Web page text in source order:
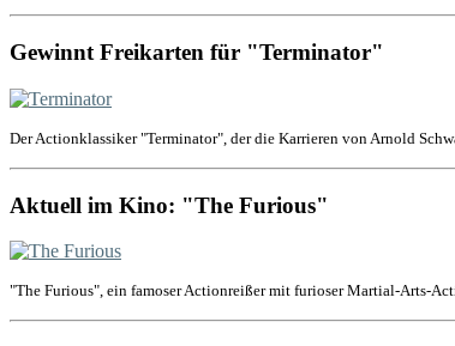
Gewinnt Freikarten für "Terminator"
Der Actionklassiker "Terminator", der die Karrieren von Arnold
Aktuell im Kino: "The Furious"
"The Furious", ein famoser Actionreißer mit furioser Martial-Arts-